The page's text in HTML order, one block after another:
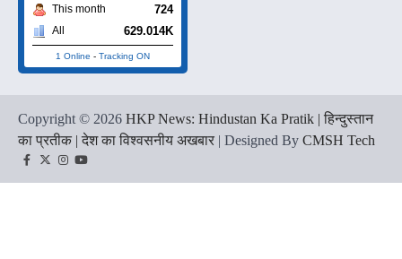
This month 724
All 629.014K
1 Online - Tracking ON
Copyright © 2026 HKP News: Hindustan Ka Pratik | हिन्दुस्तान
का प्रतीक | देश का विश्वसनीय अखबार | Designed By CMSH Tech
Facebook
TwitterInstagram
YouTube